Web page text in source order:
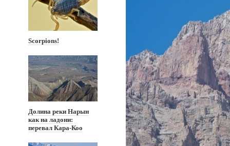
Scorpions!
Долина реки Нарын
как на ладони:
перевал Кара-Коо